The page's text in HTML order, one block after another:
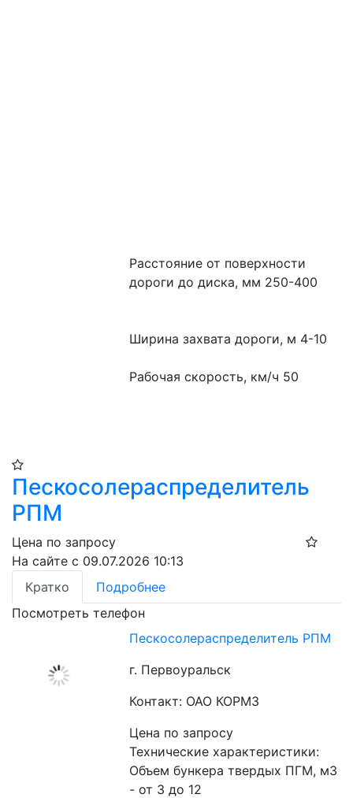
Расстояние от поверхности
дороги до диска, мм 250-400
Ширина захвата дороги, м 4-10
Рабочая скорость, км/ч 50
Пескосолераспределитель
РПМ
Цена по запросу
На сайте с 09.07.2026 10:13
Кратко
Подробнее
Посмотреть телефон
Пескосолераспределитель РПМ
г. Первоуральск
Контакт: ОАО КОРМЗ
Цена по запросу
Технические характеристики:
Объем бункера твердых ПГМ, м3
- от 3 до 12